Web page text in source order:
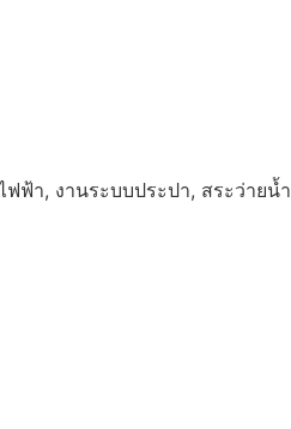
ฟ้า, งานระบบประปา, สระว่ายน้ำ